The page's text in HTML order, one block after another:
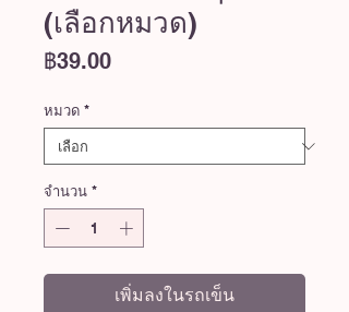
(เลือกหมวด)
฿39.00ราคา
หมวด *
จำนวน *
เพิ่มลงในรถเข็น